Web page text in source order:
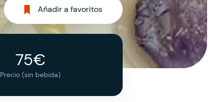
Añadir a favoritos
75€
Precio (sin bebida)